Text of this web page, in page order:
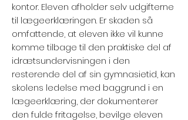
kontor. Eleven afholder selv udgifterne
til lægeerklæringen. Er skaden så
omfattende, at eleven ikke vil kunne
komme tilbage til den praktiske del af
idrætsundervisningen i den
resterende del af sin gymnasietid, kan
skolens ledelse med baggrund i en
lægeerklæring, der dokumenterer
den fulde fritagelse, bevilge eleven